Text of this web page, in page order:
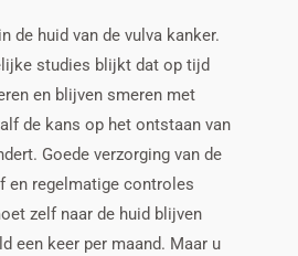
de huid van de vulva kanker.
studies blijkt dat op tijd
en blijven smeren met
de kans op het ontstaan van
Goede verzorging van de
en regelmatige controles
zelf naar de huid blijven
een keer per maand. Maar u